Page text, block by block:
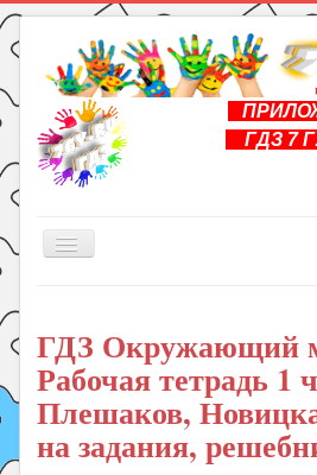
ГДЗ 7
Включить/
Книги
Рукоделие
Подготовка к школе
Уроки
ГДЗ Окружающий
Рабочая тетрадь 1
Плешаков,
на задания,